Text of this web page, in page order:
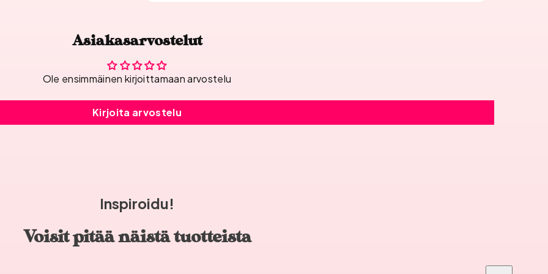
Asiakasarvostelut
Ole ensimmäinen kirjoittamaan arvostelu
Kirjoita arvostelu
Inspiroidu!
Voisit pitää näistä tuotteista